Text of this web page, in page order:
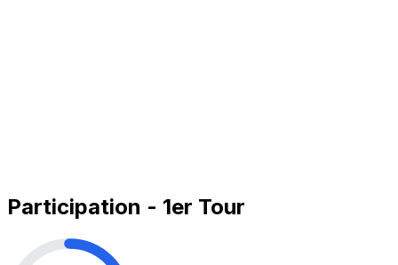
Participation - 1er Tour